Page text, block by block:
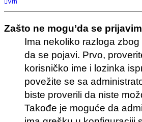
Zašto ne mogu’da se
Ima nekoliko razloga
da se pojavi. Prvo,
korisničko ime i lozinka
povežite se sa
biste proverili da niste
Takođe je moguće da